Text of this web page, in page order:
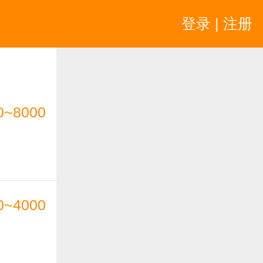
登录 | 注册